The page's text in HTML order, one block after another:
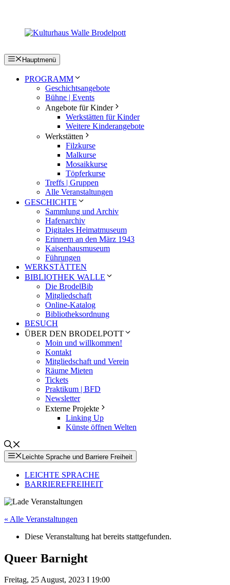
springen
Hauptmenü
PROGRAMM
Geschichtsangebote
Bühne | Events
Angebote für Kinder
Werkstätten für Kinder
Weitere Kinderangebote
Werkstätten
Filzkurse
Malkurse
Mosaikkurse
Töpferkurse
Treffs | Gruppen
Alle Veranstaltungen
GESCHICHTE
Sammlung und Archiv
Hafenarchiv
Digitales Heimatmuseum
Erinnern an den März 1943
Kaisenhausmuseum
Führungen
WERKSTÄTTEN
BIBLIOTHEK WALLE
Die BrodelBib
Mitgliedschaft
Online-Katalog
Bibliotheksordnung
BESUCH
ÜBER DEN BRODELPOTT
Moin und willkommen!
Kontakt
Mitgliedschaft und Verein
Räume Mieten
Tickets
Praktikum | BFD
Newsletter
Externe Projekte
Linking Up
Künste öffnen Welten
Leichte Sprache und Barriere Freiheit
LEICHTE SPRACHE
BARRIEREFREIHEIT
« Alle Veranstaltungen
Diese Veranstaltung hat bereits stattgefunden.
Queer Barnight
Freitag, 25 August, 2023 I 19:00